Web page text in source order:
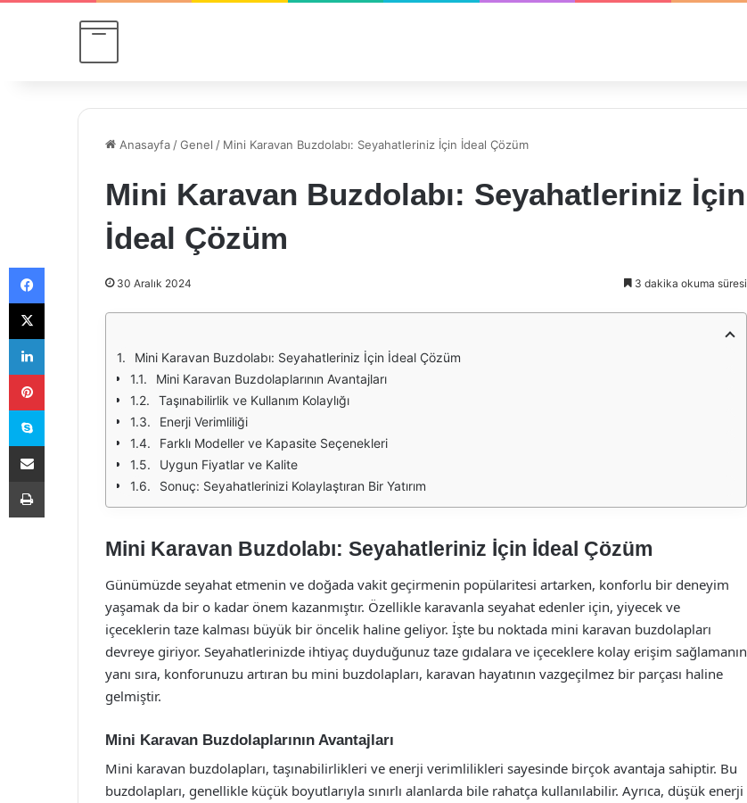
Anasayfa /Genel / Mini Karavan Buzdolabı: Seyahatleriniz İçin İdeal Çözüm
Mini Karavan Buzdolabı: Seyahatleriniz İçin
İdeal Çözüm
30 Aralık 2024 3 dakika okuma süresi
Mini Karavan Buzdolabı: Seyahatleriniz İçin İdeal Çözüm
Mini Karavan Buzdolaplarının Avantajları
Taşınabilirlik ve Kullanım Kolaylığı
Enerji Verimliliği
Farklı Modeller ve Kapasite Seçenekleri
Uygun Fiyatlar ve Kalite
Sonuç: Seyahatlerinizi Kolaylaştıran Bir Yatırım
Mini Karavan Buzdolabı: Seyahatleriniz İçin İdeal Çözüm
Günümüzde seyahat etmenin ve doğada vakit geçirmenin popülaritesi artarken, konforlu bir deneyim
yaşamak da bir o kadar önem kazanmıştır. Özellikle karavanla seyahat edenler için, yiyecek ve
içeceklerin taze kalması büyük bir öncelik haline geliyor. İşte bu noktada mini karavan buzdolapları
devreye giriyor. Seyahatlerinizde ihtiyaç duyduğunuz taze gıdalara ve içeceklere kolay erişim sağlamanın
yanı sıra, konforunuzu artıran bu mini buzdolapları, karavan hayatının vazgeçilmez bir parçası haline
gelmiştir.
Mini Karavan Buzdolaplarının Avantajları
Mini karavan buzdolapları, taşınabilirlikleri ve enerji verimlilikleri sayesinde birçok avantaja sahiptir. Bu
buzdolapları, genellikle küçük boyutlarıyla sınırlı alanlarda bile rahatça kullanılabilir. Ayrıca, düşük enerji
Facebook
X
LinkedIn
Pinterest
Skype
E-Posta ile paylaş